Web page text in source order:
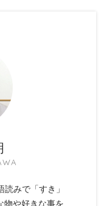
みで「すき」
物や好きな事を